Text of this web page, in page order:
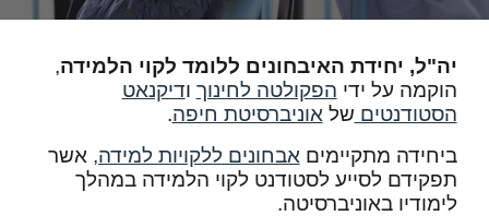
יה"ל, יחידת האיבחונים ללומד לקוי הלמידה,
הוקמה על ידי הפקולטה לחינוך ודיקנאט
הסטודנטים של אוניברסיטת חיפה.
ביחידה מתקיימים אבחונים ללקויות למידה, אשר
תפקידם לסייע לסטודנט לקוי הלמידה במהלך
לימודיו באוניברסיטה.